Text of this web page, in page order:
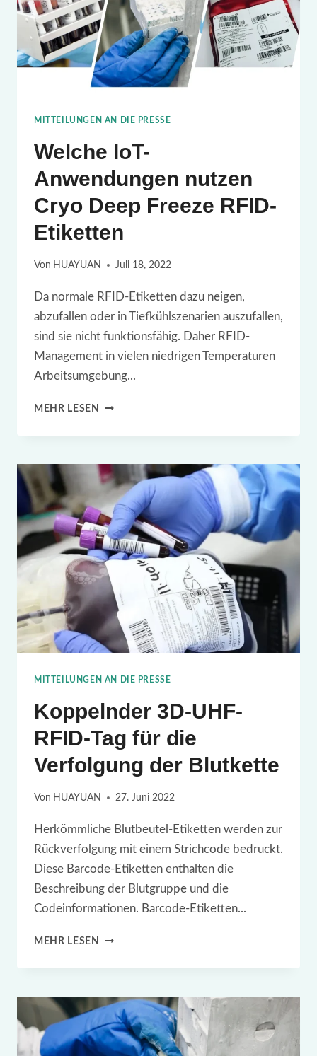
MITTEILUNGEN AN DIE PRESSE
Welche IoT-
Anwendungen nutzen
Cryo Deep Freeze RFID-
Etiketten
Von HUAYUAN Juli 18, 2022
Da normale RFID-Etiketten dazu neigen,
abzufallen oder in Tiefkühlszenarien auszufallen,
sind sie nicht funktionsfähig. Daher RFID-
Management in vielen niedrigen Temperaturen
Arbeitsumgebung...
MEHR LESEN
WELCHE
NUTZEN
CRYO
DEEP
FREEZE
RFID-
ETIKETTEN
MITTEILUNGEN AN DIE PRESSE
Koppelnder 3D-UHF-
RFID-Tag für die
Verfolgung der Blutkette
Von HUAYUAN 27. Juni 2022
Herkömmliche Blutbeutel-Etiketten werden zur
Rückverfolgung mit einem Strichcode bedruckt.
Diese Barcode-Etiketten enthalten die
Beschreibung der Blutgruppe und die
Codeinformationen. Barcode-Etiketten...
MEHR LESEN
KOPPELNDER
RFID-
TAG
FÜR